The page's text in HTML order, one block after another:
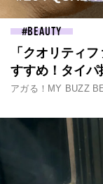
BEAUTY
「クオリティ
すすめ！タイ
アガる！MY BUZZ